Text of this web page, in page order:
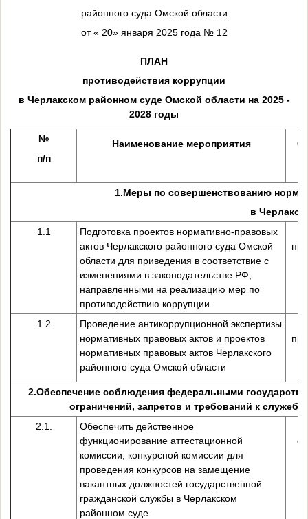
районного суда Омской области
от « 20» января 2025 года № 12
ПЛАН
противодействия коррупции
в Черлакском районном суде Омской области на 2025 -
2028 годы
№
п/п
Наименование мероприятия
1.Меры по совершенствованию
в
1.1
Подготовка проектов нормативно-правовых
актов Черлакского районного суда Омской
области для приведения в соответствие с
изменениями в законодательстве РФ,
направленными на реализацию мер по
противодействию коррупции.
1.2
Проведение антикоррупционной экспертизы
нормативных правовых актов и проектов
нормативных правовых актов Черлакского
районного суда Омской области
2.Обеспечение соблюдения федеральными
ограничений, запретов и требований к
2.1.
Обеспечить действенное
функционирование аттестационной
комиссии, конкурсной комиссии для
проведения конкурсов на замещение
вакантных должностей государственной
гражданской службы в Черлакском
районном суде.